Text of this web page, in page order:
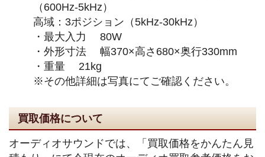
（600Hz-5kHz）
高域：3ポジション（5kHz-30kHz）
・最大入力 80W
・外形寸法 幅370×高さ680×奥行330mm
・重量 21kg
※その他詳細は写真にてご確認ください。
買取価格について
オーディオサウンドでは、「買取価格をかんたん見